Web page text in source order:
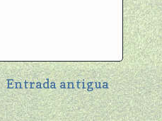
Entrada antigua